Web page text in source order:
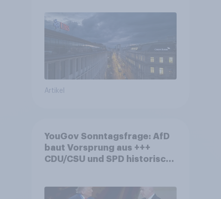
von Grossbanken steht
Artikel
YouGov Sonntagsfrage: AfD
baut Vorsprung aus +++
CDU/CSU und SPD historisch
Fußball-WM ohne Politik